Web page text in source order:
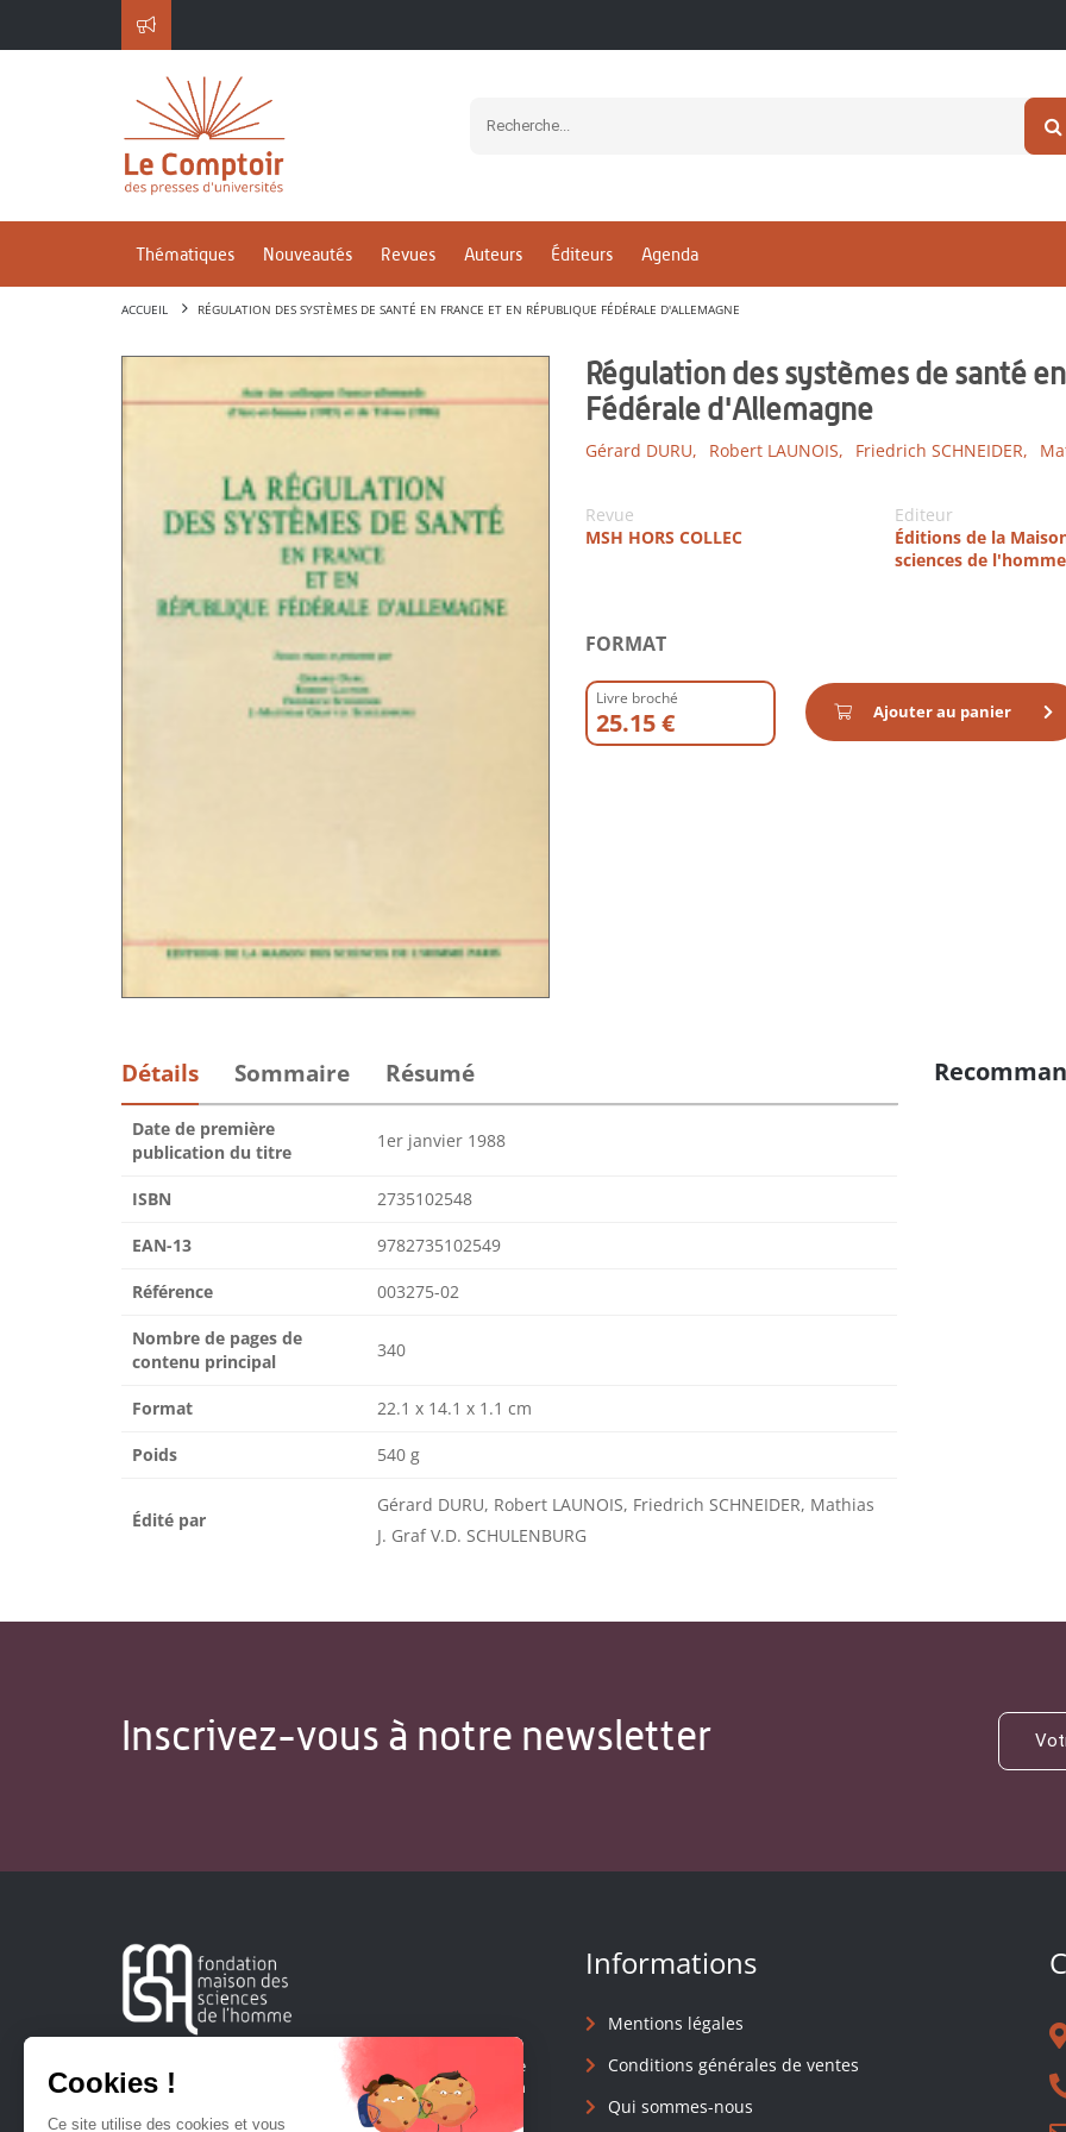
Thématiques Nouveautés Revues Auteurs Éditeurs Agenda
ACCUEIL RÉGULATION DES SYSTÈMES DE SANTÉ EN FRANCE ET EN RÉPUBLIQUE FÉDÉRALE D'ALLEMAGNE
Régulation des systèmes de santé
Fédérale d'Allemagne
Gérard DURU, Robert LAUNOIS, Friedrich SCHNEIDER,
Revue
MSH HORS COLLEC
Editeur
Éditions de la
sciences de l'homme
FORMAT
Livre broché
25.15 € Ajouter au panier
Détails Sommaire Résumé
Date de première
publication du titre
1er janvier 1988
ISBN 2735102548
EAN-13 9782735102549
Référence 003275-02
Nombre de pages de
contenu principal
340
Format 22.1 x 14.1 x 1.1 cm
Poids 540 g
Édité par
Gérard DURU, Robert LAUNOIS, Friedrich SCHNEIDER, Mathias
J. Graf V.D. SCHULENBURG
Inscrivez-vous à notre newsletter
Créée en 1963, la Fondation Maison Sciences de l'Homme
soutient la recherche et la diffusion des connaissances en
Informations
Mentions légales
Conditions générales de ventes
Qui sommes-nous